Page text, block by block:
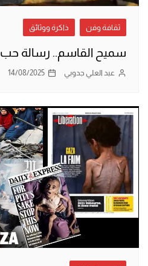
ثقافة وفن ذاكرة ووثائق
سميح القاسم.. رسالة حب
عبد العلي جدوبي 14/08/2025